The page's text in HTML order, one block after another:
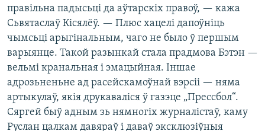
правільна падысьці да аўтарскіх правоў, — кажа
Сьвятаслаў Кісялёў. — Плюс хацелі дапоўніць
чымсьці арыгінальным, чаго не было ў першым
варыянце. Такой разынкай стала прадмова Бэтэн —
вельмі кранальная і эмацыйная. Іншае
адрозьненьне ад расейскамоўнай вэрсіі — няма
артыкулаў, якія друкаваліся ў газэце „Прессбол“.
Сяргей быў адным зь нямногіх журналістаў, каму
Руслан цалкам давяраў і даваў эксклюзіўныя